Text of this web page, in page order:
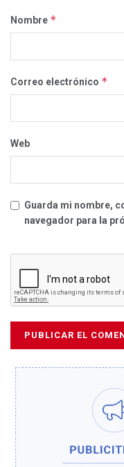
Nombre *
Correo electrónico *
Web
Guarda mi nombre,
navegador para la